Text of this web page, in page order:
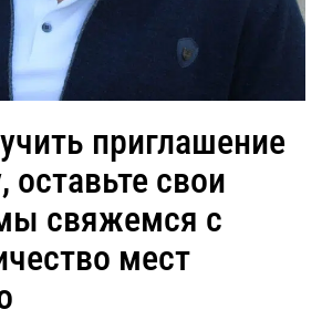
приглашение
оставьте свои
свяжемся с
мест